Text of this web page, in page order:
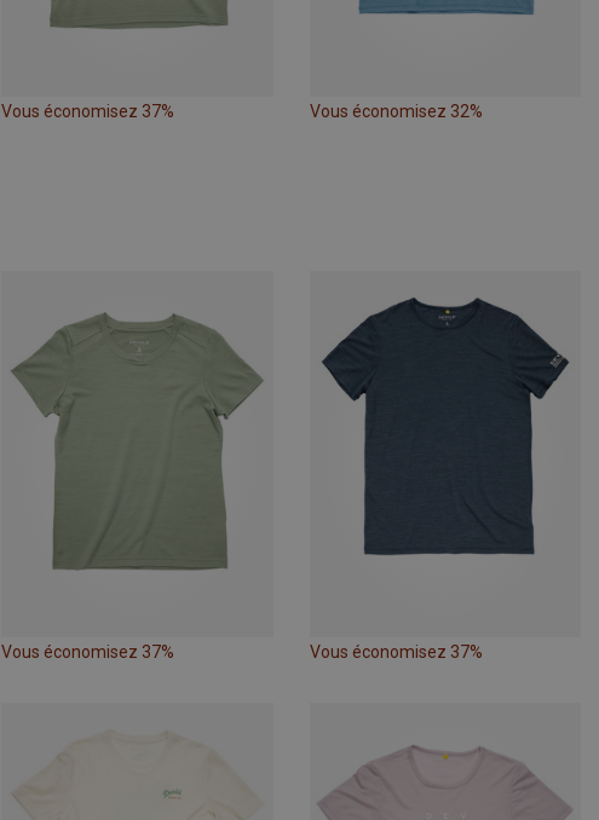
Vous économisez 37% Vous économisez 32%
Vous économisez 37% Vous économisez 37%